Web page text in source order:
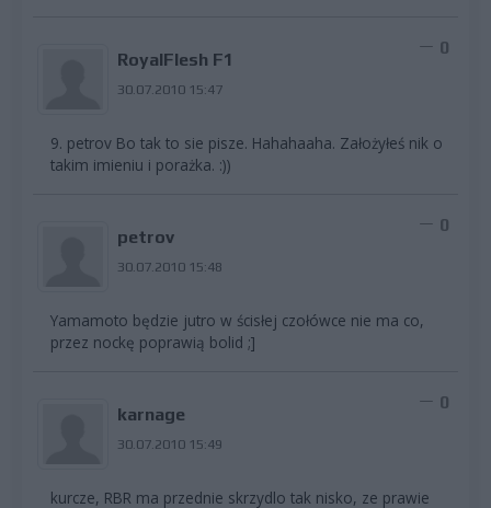
RoyalFlesh F1
30.07.2010 15:47
0
9. petrov Bo tak to sie pisze. Hahahaaha. Założyłeś nik o
takim imieniu i porażka. :))
petrov
30.07.2010 15:48
0
Yamamoto będzie jutro w ścisłej czołówce nie ma co,
przez nockę poprawią bolid ;]
karnage
30.07.2010 15:49
0
kurcze, RBR ma przednie skrzydlo tak nisko, ze prawie